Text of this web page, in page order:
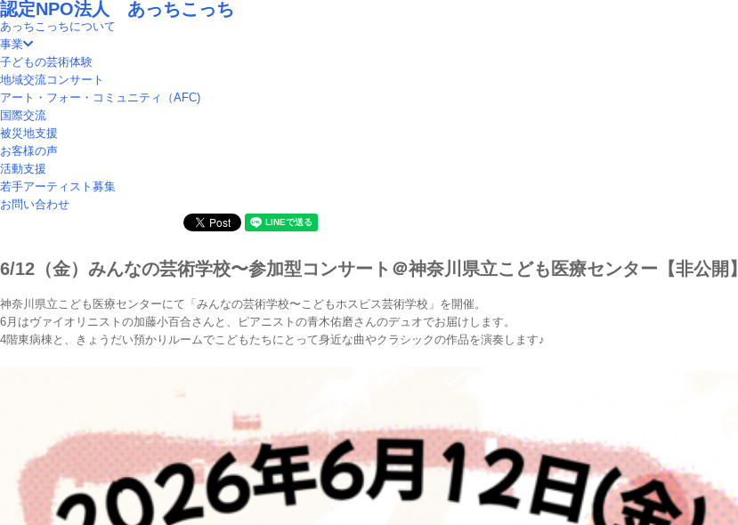
認定NPO法人 あっちこっち
あっちこっちについて
事業
子どもの芸術体験
地域交流コンサート
アート・フォー・コミュニティ（AFC)
国際交流
被災地支援
お客様の声
活動支援
若手アーティスト募集
お問い合わせ
6/12（金）みんなの芸術学校〜参加型コンサート＠神奈川県立こども医療センター【非公開】
神奈川県立こども医療センターにて「みんなの芸術学校〜こどもホスピス芸術学校」を開催。
6月はヴァイオリニストの加藤小百合さんと、ピアニストの青木佑磨さんのデュオでお届けします。
4階東病棟と、きょうだい預かりルームでこどもたちにとって身近な曲やクラシックの作品を演奏します♪